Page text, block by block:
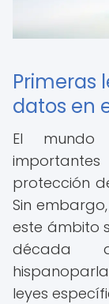
Primeras
datos en
El mundo
protección
Sin
este ámbito
década
leyes